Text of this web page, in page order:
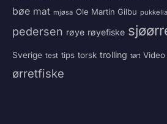
bøe mat mjøsa Ole Martin Gilbu
pedersen røye røyefiske
Sverige test tips torsk trolling tørt Video
ørretfiske